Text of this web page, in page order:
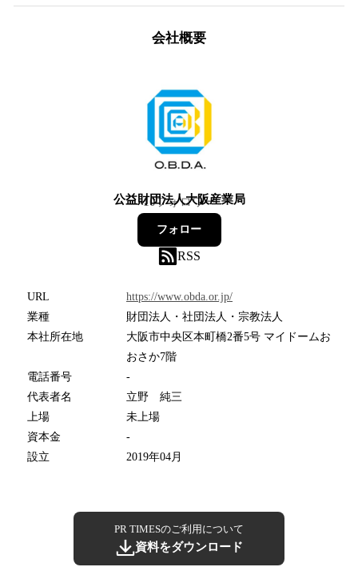
会社概要
公益財団法人大阪産業局
10フォロワー
フォロー
RSS
URL
https://www.obda.or.jp/
業種
財団法人・社団法人・宗教法人
本社所在地
大阪市中央区本町橋2番5号 マイドームお
おさか7階
電話番号
-
代表者名
立野 純三
上場
未上場
資本金
-
設立
2019年04月
PR TIMESのご利用について
資料をダウンロード